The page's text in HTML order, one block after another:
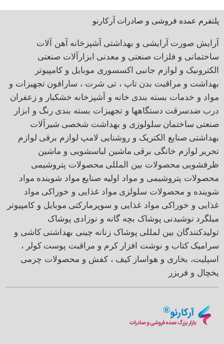
پلتفرم عمده فروشی و صادرات آرکارنو
آرایش صورت آرایشی و بهداشتی آشپزخانه آهن آلات
ساختمانی و فلزات صنعتی و معدنی ابزارآلات صنعتی
الکترونیک و لوازم جانبی اکسسوری موبایل و کامپیوتر
بهداشت و مراقبت بدن تاپ ، تی شرت ، سارافون تجهیزات و
مواد و خدمات بسته بندی خانه و آشپزخانه خشکبار و زعفران
درب ضدسرقت دستگاهها و تجهیزات بسته بندی رنگ و ابزار
صنعتی ساختمان سلولوزی و بهداشت شخصی شیرآلات
بهداشتی صنایع الکتریک و روشنایی لامپ لوازم برقی لوازم
تحریر لوازم خانگی برقی ماشین لباسشویی و ماشین
ظرفشویی محصولات بین المللی محصولات پتروشیمی
محصولات پتروشیمی و مواد اولیه صنایع مواد شوینده مواد
شوینده و محصولات سلولزی مواد غذایی و خوراکی مواد
غذایی و خوراکی مواد غذایی و سوپرمارکتی موبایل و کامپیوتر
میلگرد نوشیدنی پوشاک بچه گانه و نوزادی پوشاک
تولیدکنندگان بین لمللی پوشاک زنانه چینی بهداشتی کاشی و
سرامیک کتاب و نوشت افزار کرم و مراقبت پوست کولر ،
اسپلیت، بخاری و هواساز کیف ، کفش و محصولات چرمی
یخچال و فریزر